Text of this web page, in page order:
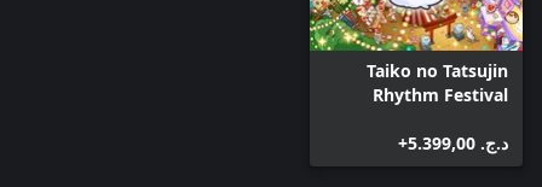
Taiko no Tatsujin
Rhythm Festival
د.ج.‏ 5.399,00+